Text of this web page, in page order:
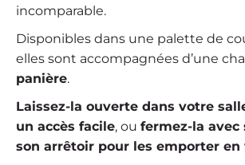
incomparable.
Disponibles dans une palette de
elles sont accompagnées d’une
panière.
Laissez-la ouverte dans votre
un accès facile, ou fermez-la avec
son arrêtoir pour les emporter en